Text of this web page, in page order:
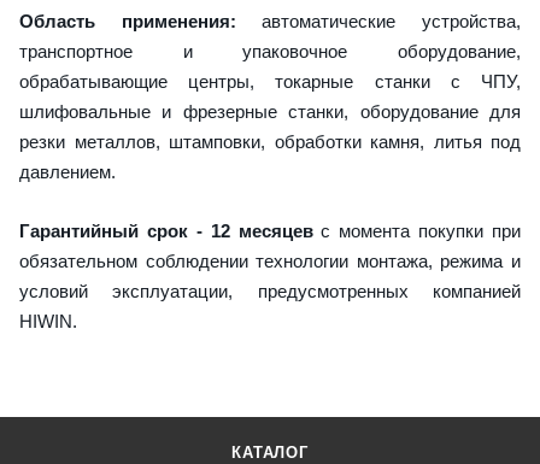
Область применения: автоматические устройства,
транспортное и упаковочное оборудование,
обрабатывающие центры, токарные станки с ЧПУ,
шлифовальные и фрезерные станки, оборудование для
резки металлов, штамповки, обработки камня, литья под
давлением.
Гарантийный срок - 12 месяцевс момента покупки при
обязательном соблюдении технологии монтажа, режима и
условий эксплуатации, предусмотренных компанией
HIWIN.
КАТАЛОГ